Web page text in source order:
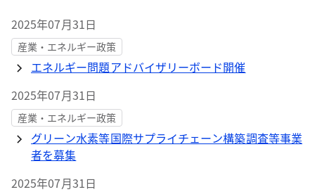
2025年07月31日
産業・エネルギー政策
エネルギー問題アドバイザリーボード開催
2025年07月31日
産業・エネルギー政策
グリーン水素等国際サプライチェーン構築調査等事業
者を募集
2025年07月31日